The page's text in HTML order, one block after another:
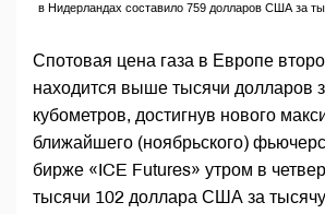
в Нидерландах составило 759 долларов США за
Спотовая цена газа в Европе
находится выше тысячи долларов
кубометров, достигнув нового
ближайшего (ноябрьского)
бирже «ICE Futures» утром в
тысячи 102 доллара США за